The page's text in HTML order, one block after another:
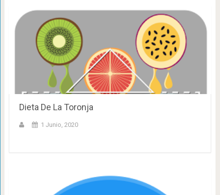
Dieta De La Toronja
1 Junio, 2020